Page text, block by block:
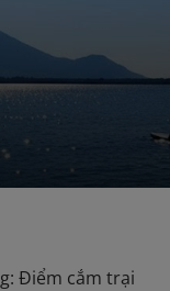
Điểm cắm trại